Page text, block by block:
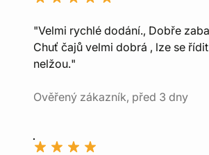
"Velmi rychlé dodání., Dobře
Chuť čajů velmi dobrá , lze se
nelžou."
Ověřený zákazník, před 3 dny